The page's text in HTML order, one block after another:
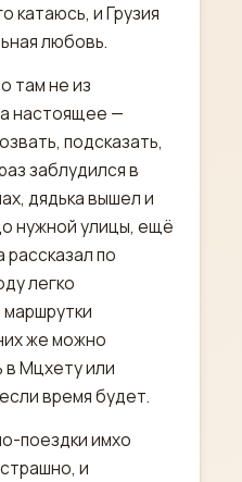
катаюсь, и Грузия
любовь.
там не из
настоящее —
подсказать,
заблудился в
дядька вышел и
нужной улицы, ещё
по
легко
же можно
в Мцхету или
время будет.
поездки имхо
и